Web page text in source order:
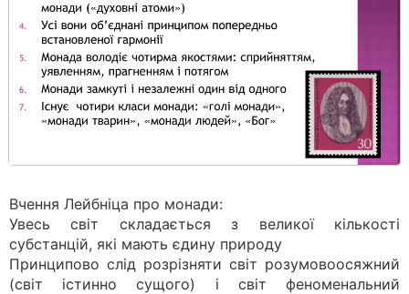
Вчення Лейбніца про монади:
Увесь світ складається з великої кількості
субстанцій, які мають єдину природу
Принципово слід розрізняти світ розумовоосяжний
(світ істинно сущого) і світ феноменальний